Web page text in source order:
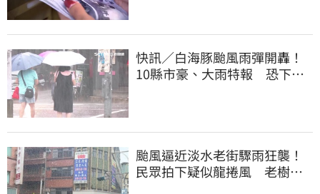
快訊／白海豚颱風雨彈開轟！
10縣市豪、大雨特報 恐下到
颱風逼近淡水老街驟雨狂襲！
民眾拍下疑似龍捲風 老樹遭